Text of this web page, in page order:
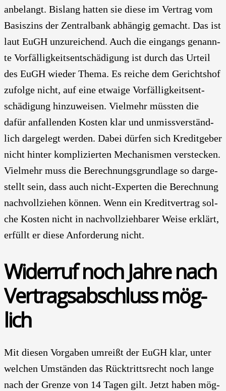
anbe­langt. Bis­lang hat­ten sie die­se im Ver­trag vom
Basis­zins der Zen­tral­bank abhän­gig gemacht. Das ist
laut EuGH unzu­rei­chend. Auch die ein­gangs genann­
te Vor­fäl­lig­keits­ent­schä­di­gung ist durch das Urteil
des EuGH wie­der The­ma. Es rei­che dem Gerichts­hof
zufol­ge nicht, auf eine etwa­ige Vor­fäl­lig­keits­ent­
schä­di­gung hin­zu­wei­sen. Viel­mehr müss­ten die
dafür anfal­len­den Kos­ten klar und unmiss­ver­ständ­
lich dar­ge­legt wer­den. Dabei dür­fen sich Kre­dit­ge­ber
nicht hin­ter kom­pli­zier­ten Mecha­nis­men ver­ste­cken.
Viel­mehr muss die Berech­nungs­grund­la­ge so dar­ge­
stellt sein, dass auch nicht-Exper­ten die Berech­nung
nach­voll­zie­hen kön­nen. Wenn ein Kre­dit­ver­trag sol­
che Kos­ten nicht in nach­voll­zieh­ba­rer Wei­se erklärt,
erfüllt er die­se Anfor­de­rung nicht.
Wider­ruf noch Jah­re nach
Ver­trags­ab­schluss mög­
lich
Mit die­sen Vor­ga­ben umreißt der EuGH klar, unter
wel­chen Umstän­den das Rück­tritts­recht noch lan­ge
nach der Gren­ze von 14 Tagen gilt. Jetzt haben mög­